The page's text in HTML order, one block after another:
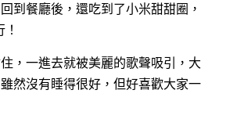
到餐廳後，還吃到了小米甜甜圈，
，一進去就被美麗的歌聲吸引，大
然沒有睡得很好，但好喜歡大家一